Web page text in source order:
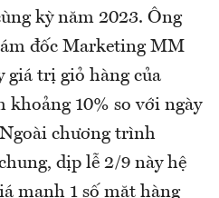
kỳ năm 2023. Ông
đốc Marketing MM
giá trị giỏ hàng của
10% so với ngày
chương trình
dịp lễ 2/9 này hệ
mạnh 1 số mặt hàng